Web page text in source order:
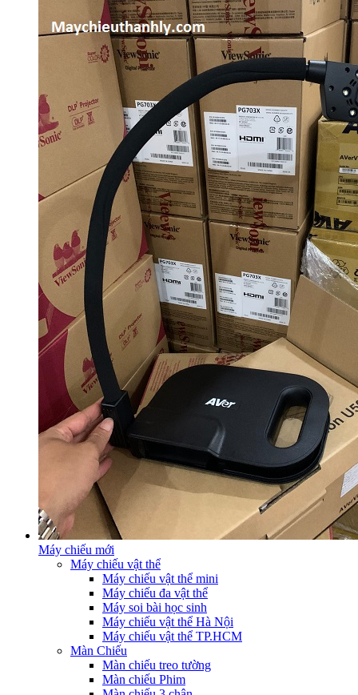
Máy chiếu mới
Máy chiếu vật thể
Máy chiếu vật thể mini
Máy chiếu đa vật thể
Máy soi bài học sinh
Máy chiếu vật thể Hà Nội
Máy chiếu vật thể TP.HCM
Màn Chiếu
Màn chiếu treo tường
Màn chiếu Phim